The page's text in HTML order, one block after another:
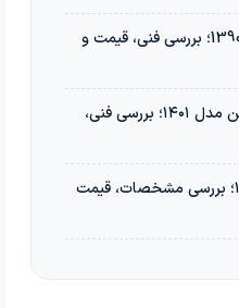
خرید پژو 206 تیپ 2 مدل 1390؛ بررسی فنی، قیمت و
خرید نیسان پیکاپ تک کابین مدل ۱۴۰۱؛ بررسی فنی،
معرفی لوکانو L7 مدل ۱۴۰۴؛ بررسی مشخصات، قیمت